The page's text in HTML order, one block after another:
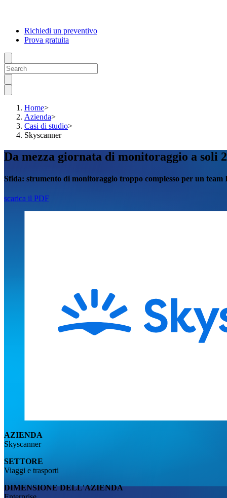
Richiedi un preventivo
Prova gratuita
Home>
Azienda>
Casi di studio>
Skyscanner
Da mezza giornata di monitoraggio a soli
Sfida: strumento di monitoraggio troppo complesso per un
scarica il PDF
AZIENDA
Skyscanner
SETTORE
Viaggi e trasporti
DIMENSIONE DELL'AZIENDA